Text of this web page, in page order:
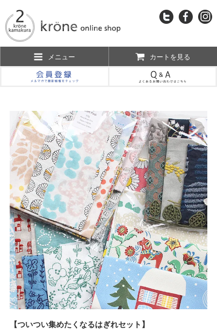
メニュー カートを見る
【ついつい集めたくなるはぎれセット】